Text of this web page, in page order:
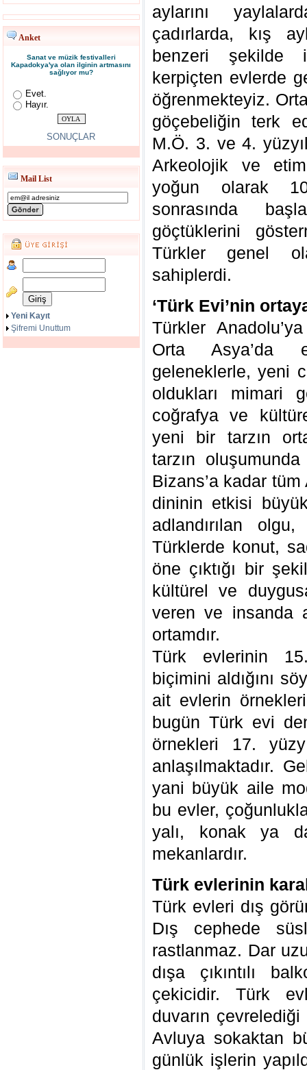
Anket
Sanat ve müzik festivalleri
Kapadokya'ya olan ilginin artmasını
sağlıyor mu?
Evet.
Hayır.
SONUÇLAR
Mail List
Yeni Kayıt
Şifremi Unuttum
aylarını
çadırlarda, kış
benzeri şekilde
kerpiçten evlerde
öğrenmekteyiz.
göçebeliğin terk
M.Ö. 3. ve 4.
Arkeolojik ve
yoğun olarak
sonrasında
göçtüklerini
Türkler genel
sahiplerdi.
‘Türk Evi’nin
Türkler
Orta Asya’da
geleneklerle, yeni
oldukları mimari
coğrafya ve
yeni bir tarzın
tarzın
Bizans’a kadar
dininin etkisi
adlandırılan
Türklerde konut,
öne çıktığı bir
kültürel ve
veren ve insanda
ortamdır.
Türk evlerinin
biçimini aldığını
ait evlerin
bugün Türk evi
örnekleri 17.
anlaşılmaktadır.
yani büyük aile
bu evler,
yalı, konak ya
mekanlardır.
Türk evlerinin
Türk evleri dış
Dış cephede
rastlanmaz. Dar
dışa çıkıntılı
çekicidir. Türk
duvarın
Avluya sokaktan
günlük işlerin